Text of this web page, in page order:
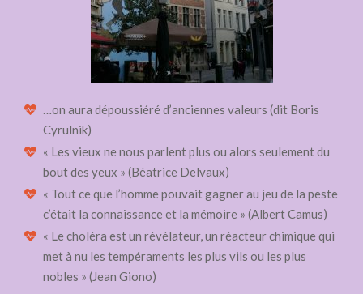
…on aura dépoussiéré d’anciennes valeurs (dit Boris
Cyrulnik)
« Les vieux ne nous parlent plus ou alors seulement du
bout des yeux » (Béatrice Delvaux)
« Tout ce que l’homme pouvait gagner au jeu de la peste
c’était la connaissance et la mémoire » (Albert Camus)
« Le choléra est un révélateur, un réacteur chimique qui
met à nu les tempéraments les plus vils ou les plus
nobles » (Jean Giono)
Entrevue Laudine Lahaye, Chargée
d’études au secrétariat général de
l’ASBL Soralia sur l’accueil extra-
scolaire
professora de canto
Entrevista Cristina Valentim, Angola :
Os sons do cipale
Entrevista Joao Paiva, comemoraçao